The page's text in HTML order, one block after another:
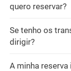
quero reservar?
Se tenho os
dirigir?
A minha